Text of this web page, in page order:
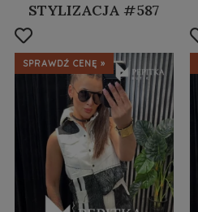
STYLIZACJA #587
SPRAWDŹ CENĘ »